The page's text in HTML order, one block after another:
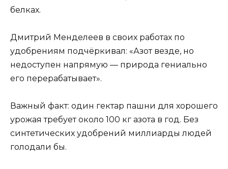
белках.
Дмитрий Менделеев в своих работах по
удобрениям подчёркивал: «Азот везде, но
недоступен напрямую — природа гениально
его перерабатывает».
Важный факт: один гектар пашни для хорошего
урожая требует около 100 кг азота в год. Без
синтетических удобрений миллиарды людей
голодали бы.